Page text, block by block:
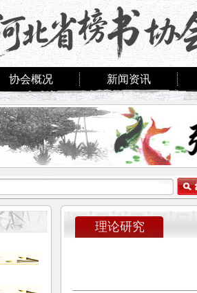
协会概况 新闻资讯
理论研究